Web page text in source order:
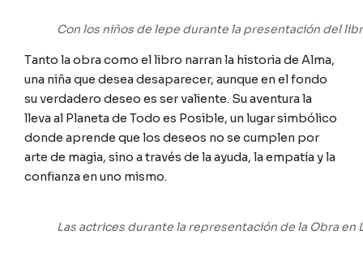
Con los niños de lepe durante la presentación del
Tanto la obra como el libro narran la historia de Alma,
una niña que desea desaparecer, aunque en el fondo
su verdadero deseo es ser valiente. Su aventura la
lleva al Planeta de Todo es Posible, un lugar simbólico
donde aprende que los deseos no se cumplen por
arte de magia, sino a través de la ayuda, la empatía y la
confianza en uno mismo.
Las actrices durante la representación de la Obra en